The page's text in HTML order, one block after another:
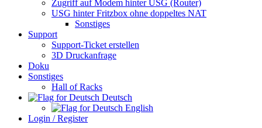
Zugriff auf Modem hinter USG (Router)
USG hinter Fritzbox ohne doppeltes NAT
Sonstiges
Support
Support-Ticket erstellen
3D Druckanfrage
Doku
Sonstiges
Hall of Racks
Deutsch
English
Login / Register